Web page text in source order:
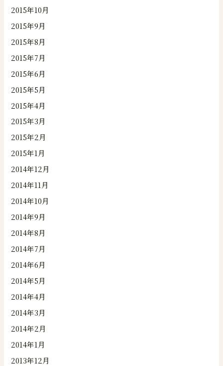
2015年10月
2015年9月
2015年8月
2015年7月
2015年6月
2015年5月
2015年4月
2015年3月
2015年2月
2015年1月
2014年12月
2014年11月
2014年10月
2014年9月
2014年8月
2014年7月
2014年6月
2014年5月
2014年4月
2014年3月
2014年2月
2014年1月
2013年12月